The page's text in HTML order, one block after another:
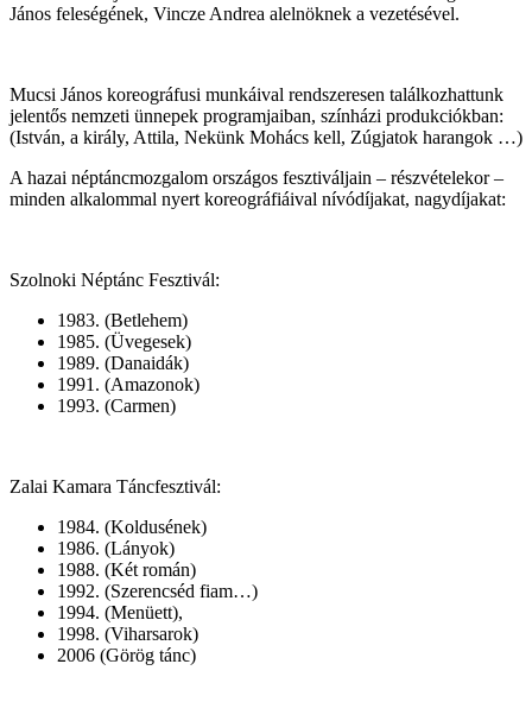
János feleségének, Vincze Andrea alelnöknek a vezetésével.
Mucsi János koreográfusi munkáival rendszeresen találkozhattunk
jelentős nemzeti ünnepek programjaiban, színházi produkciókban:
(István, a király, Attila, Nekünk Mohács kell, Zúgjatok harangok …)
A hazai néptáncmozgalom országos fesztiváljain – részvételekor –
minden alkalommal nyert koreográfiáival nívódíjakat, nagydíjakat:
Szolnoki Néptánc Fesztivál:
1983. (Betlehem)
1985. (Üvegesek)
1989. (Danaidák)
1991. (Amazonok)
1993. (Carmen)
Zalai Kamara Táncfesztivál:
1984. (Koldusének)
1986. (Lányok)
1988. (Két román)
1992. (Szerencséd fiam…)
1994. (Menüett),
1998. (Viharsarok)
2006 (Görög tánc)